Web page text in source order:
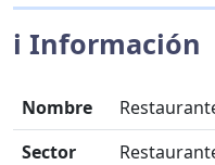
ℹ️ Información
Nombre
Sector